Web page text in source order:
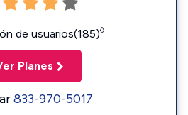
de usuarios(185)◊
Planes
833-970-5017